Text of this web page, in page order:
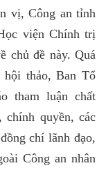
vị, Công an tỉnh
viện Chính trị
chủ đề này. Quá
thảo, Ban Tổ
tham luận chất
quyền, các
chí lãnh đạo,
Công an nhân